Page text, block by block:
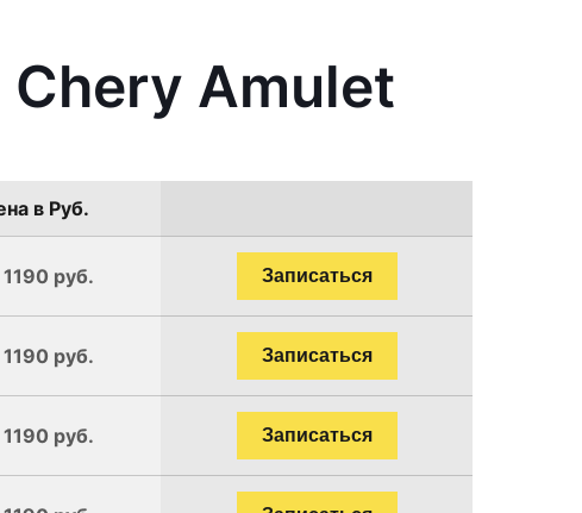
Amulet
в Руб.
руб. Записаться
руб. Записаться
руб. Записаться